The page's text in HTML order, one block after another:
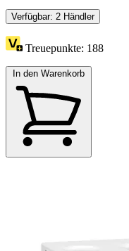
Verfügbar: 2 Händler
Treuepunkte: 188
In den Warenkorb